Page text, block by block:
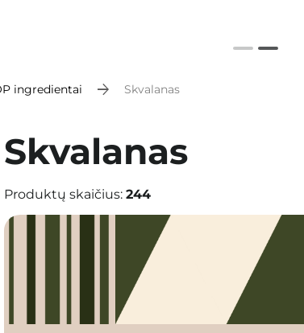
ingredientai Skvalanas
Skvalanas
Produktų skaičius: 244